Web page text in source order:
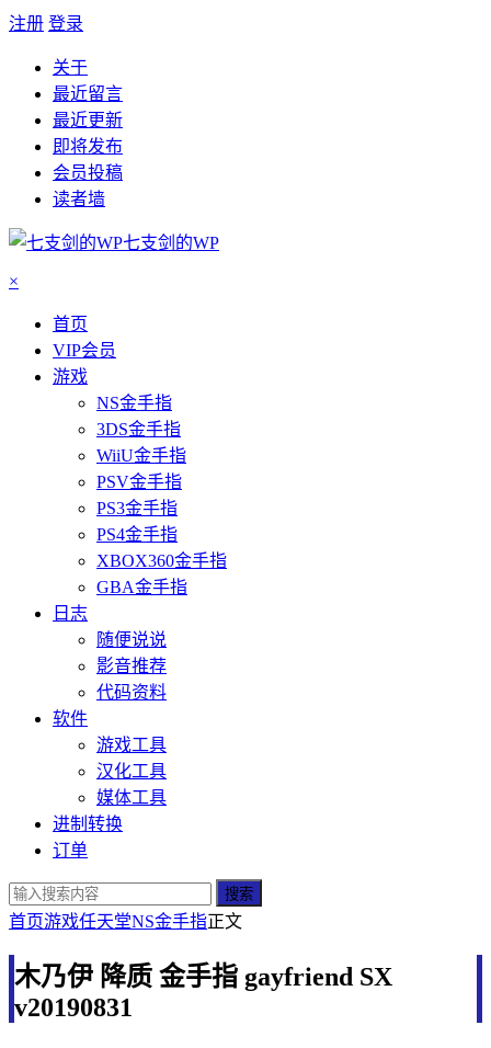
注册 登录
关于
最近留言
最近更新
即将发布
会员投稿
读者墙
七支剑的WP
×
首页
VIP会员
游戏
NS金手指
3DS金手指
WiiU金手指
PSV金手指
PS3金手指
PS4金手指
XBOX360金手指
GBA金手指
日志
随便说说
影音推荐
代码资料
软件
游戏工具
汉化工具
媒体工具
进制转换
订单
搜索
首页游戏任天堂NS金手指正文
木乃伊 降质 金手指 gayfriend SX
v20190831